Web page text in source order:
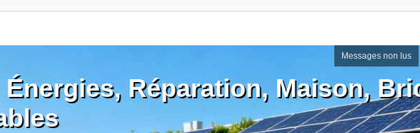
Messages non lus
Réparation, Maison,